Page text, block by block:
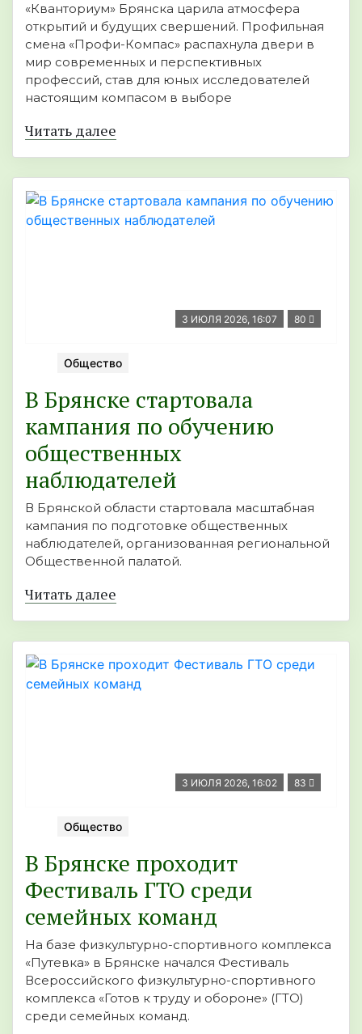
«Кванториум» Брянска царила атмосфера
открытий и будущих свершений. Профильная
смена «Профи-Компас» распахнула двери в
мир современных и перспективных
профессий, став для юных исследователей
настоящим компасом в выборе
Читать далее
3 ИЮЛЯ 2026, 16:07 80
Общество
В Брянске стартовала
кампания по обучению
общественных
наблюдателей
В Брянской области стартовала масштабная
кампания по подготовке общественных
наблюдателей, организованная региональной
Общественной палатой.
Читать далее
3 ИЮЛЯ 2026, 16:02 83
Общество
В Брянске проходит
Фестиваль ГТО среди
семейных команд
На базе физкультурно-спортивного комплекса
«Путевка» в Брянске начался Фестиваль
Всероссийского физкультурно-спортивного
комплекса «Готов к труду и обороне» (ГТО)
среди семейных команд.